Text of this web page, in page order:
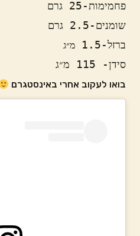
ברזל-1.5
מ״ג
סידן- 115 מ״ג
בואו לעקוב אחרי באינסטגרם